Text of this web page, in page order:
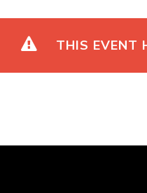
THIS EVENT